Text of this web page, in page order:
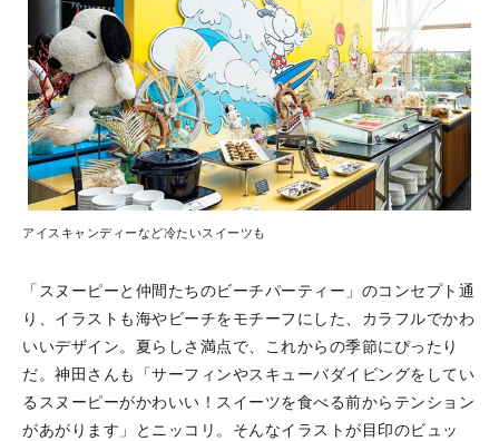
アイスキャンディーなど冷たいスイーツも
「スヌーピーと仲間たちのビーチパーティー」のコンセプト通
り、イラストも海やビーチをモチーフにした、カラフルでかわ
いいデザイン。夏らしさ満点で、これからの季節にぴったり
だ。神田さんも「サーフィンやスキューバダイビングをしてい
るスヌーピーがかわいい！スイーツを食べる前からテンション
があがります」とニッコリ。そんなイラストが目印のビュッ